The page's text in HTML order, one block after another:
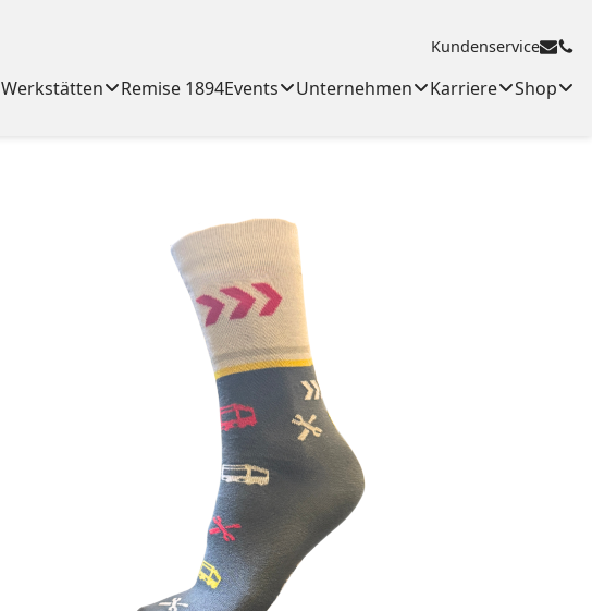
Kundenservice
Werkstätten Remise 1894Events Unternehmen Karriere Shop